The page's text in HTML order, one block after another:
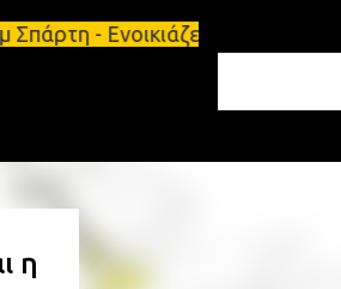
- Ενοικιάζεται
η